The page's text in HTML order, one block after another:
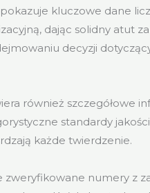
kluczowe dane
dając solidny atut
decyzji
również szczegółowe
standardy
każde twierdzenie.
numery z